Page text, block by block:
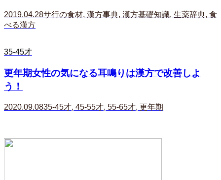
2019.04.28サ行の食材, 漢方事典, 漢方基礎知識, 生薬辞典, 食
べる漢方
35-45才
更年期女性の気になる耳鳴りは漢方で改善しよ
う！
2020.09.0835-45才, 45-55才, 55-65才, 更年期